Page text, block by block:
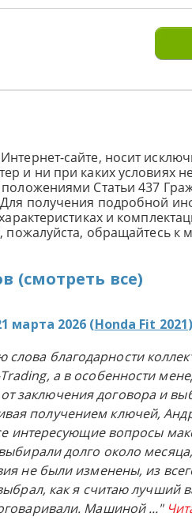
сайте, носит
и ни при каких условиях
Статьи 437
получения подробной
и
пожалуйста, обращайтесь к
(смотреть все)
марта 2026 (Honda Fit 2021
слова благодарности
а в особенности
заключения договора и
получением ключей,
интересующие вопросы
долго около
не были изменены, из
как я считаю лучший
Машиной..."